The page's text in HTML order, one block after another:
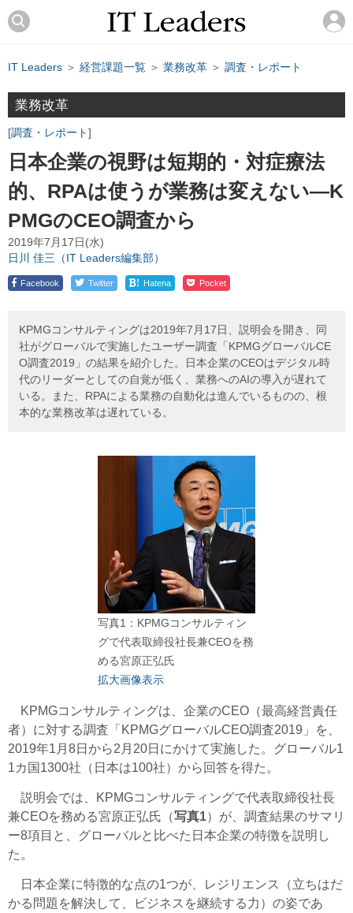
IT Leaders ＞ 経営課題一覧 ＞ 業務改革 ＞ 調査・レポート
業務改革
調査・レポート
日本企業の視野は短期的・対症療法
的、RPAは使うが業務は変えない―K
PMGのCEO調査から
2019年7月17日(水)
日川 佳三（IT Leaders編集部）
Facebook Twitter ! Hatena Pocket
KPMGコンサルティングは2019年7月17日、説明会を開き、同
社がグローバルで実施したユーザー調査「KPMGグローバルCE
O調査2019」の結果を紹介した。日本企業のCEOはデジタル時
代のリーダーとしての自覚が低く、業務へのAIの導入が遅れて
いる。また、RPAによる業務の自動化は進んでいるものの、根
本的な業務改革は遅れている。
写真1：KPMGコンサルティン
グで代表取締役社長兼CEOを務
める宮原正弘氏
拡大画像表示
KPMGコンサルティングは、企業のCEO（最高経営責任
者）に対する調査「KPMGグローバルCEO調査2019」を、
2019年1月8日から2月20日にかけて実施した。グローバル1
1カ国1300社（日本は100社）から回答を得た。
説明会では、KPMGコンサルティングで代表取締役社長
兼CEOを務める宮原正弘氏（写真1）が、調査結果のサマリ
ー8項目と、グローバルと比べた日本企業の特徴を説明し
た。
日本企業に特徴的な点の1つが、レジリエンス（立ちはだ
かる問題を解決して、ビジネスを継続する力）の姿であ